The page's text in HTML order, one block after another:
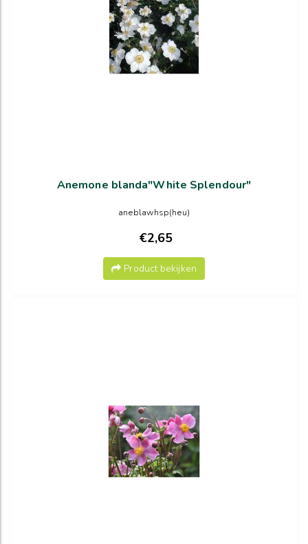
Anemone blanda"White Splendour"
aneblawhsp(heu)
€2,65
Product bekijken